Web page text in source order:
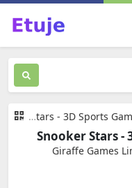
Snooker Stars - 3D Sports
Snooker Stars -